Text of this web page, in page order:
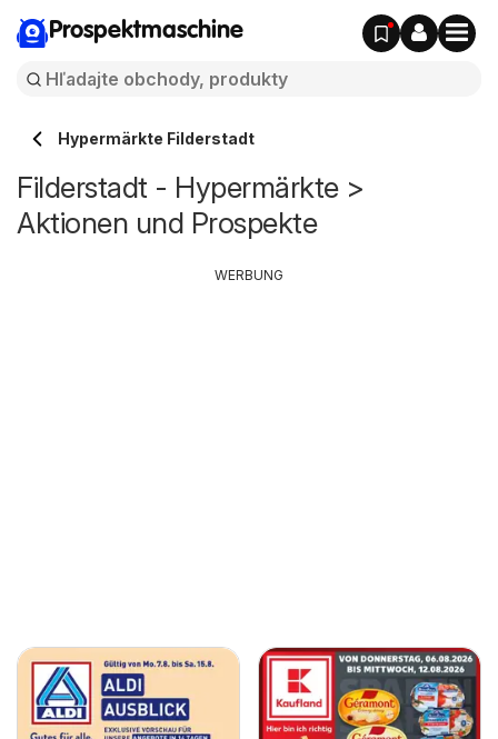
Prospektmaschine
Hypermärkte Filderstadt
Filderstadt - Hypermärkte >
Aktionen und Prospekte
WERBUNG